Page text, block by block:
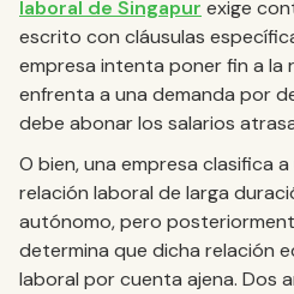
laboral de Singapur exige
escrito con cláusulas
empresa intenta poner fin a la
enfrenta a una demanda por
debe abonar los salarios
O bien, una empresa clasifica
relación laboral de larga
autónomo, pero
determina que dicha relación
laboral por cuenta ajena. Dos